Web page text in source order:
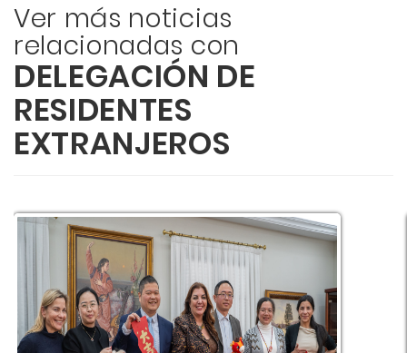
Ver más noticias
relacionadas con
DELEGACIÓN DE
RESIDENTES
EXTRANJEROS